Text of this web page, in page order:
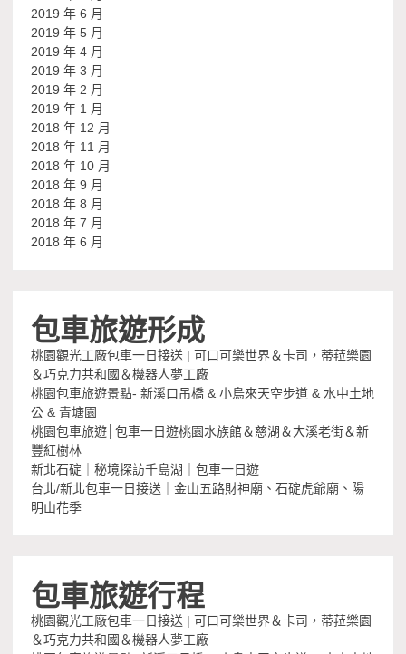
2019 年 6 月
2019 年 5 月
2019 年 4 月
2019 年 3 月
2019 年 2 月
2019 年 1 月
2018 年 12 月
2018 年 11 月
2018 年 10 月
2018 年 9 月
2018 年 8 月
2018 年 7 月
2018 年 6 月
包車旅遊形成
桃園觀光工廠包車一日接送 | 可口可樂世界＆卡司，蒂菈樂園
＆巧克力共和國＆機器人夢工廠
桃園包車旅遊景點- 新溪口吊橋 & 小烏來天空步道 & 水中土地
公 & 青塘園
桃園包車旅遊│包車一日遊桃園水族館＆慈湖＆大溪老街＆新
豐紅樹林
新北石碇｜秘境探訪千島湖｜包車一日遊
台北/新北包車一日接送｜金山五路財神廟、石碇虎爺廟、陽
明山花季
包車旅遊行程
桃園觀光工廠包車一日接送 | 可口可樂世界＆卡司，蒂菈樂園
＆巧克力共和國＆機器人夢工廠